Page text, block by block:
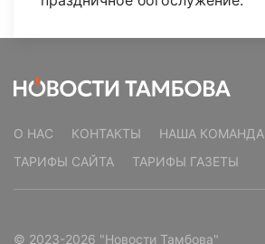
О НАС КОНТАКТЫ НАША КОМАНДА
ТАРИФЫ САЙТА
ТАРИФЫ ГАЗЕТЫ
© 2023-2026 "Новости Тамбова"